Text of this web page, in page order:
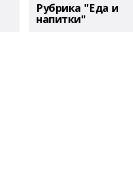
Рубрика "Еда и
напитки"